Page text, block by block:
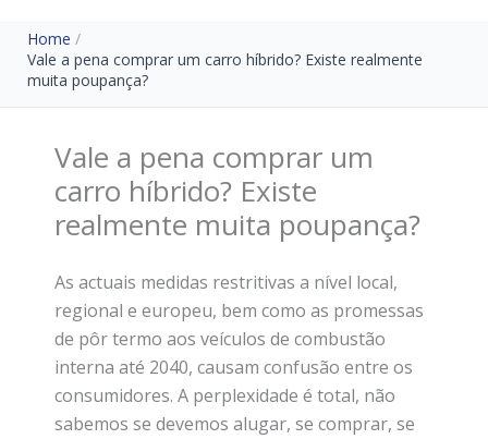
Home
Vale a pena comprar um carro híbrido? Existe realmente
muita poupança?
Vale a pena comprar um
carro híbrido? Existe
realmente muita poupança?
As actuais medidas restritivas a nível local,
regional e europeu, bem como as promessas
de pôr termo aos veículos de combustão
interna até 2040, causam confusão entre os
consumidores. A perplexidade é total, não
sabemos se devemos alugar, se comprar, se